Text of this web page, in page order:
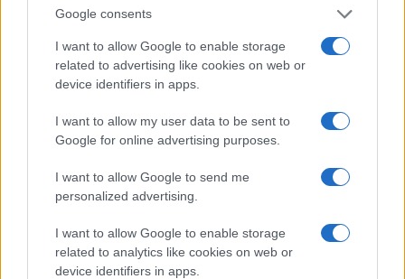
Google consents
I want to allow Google to enable storage
related to advertising like cookies on web or
device identifiers in apps.
I want to allow my user data to be sent to
Google for online advertising purposes.
I want to allow Google to send me
personalized advertising.
I want to allow Google to enable storage
related to analytics like cookies on web or
device identifiers in apps.
δεικτών FTSE4Good
Alpha Bank: Για πρώτη φορά το Αρχαίο Θέατρο Επιδαύρου
άνοιξε τις πύλες του σε όλους
CarPlay
SmartDeviceLink
Toyota